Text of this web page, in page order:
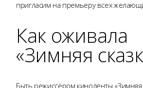
пригласим на премьеру всех
Как оживала
«Зимняя
Быть режиссёром киноленты «Зимняя